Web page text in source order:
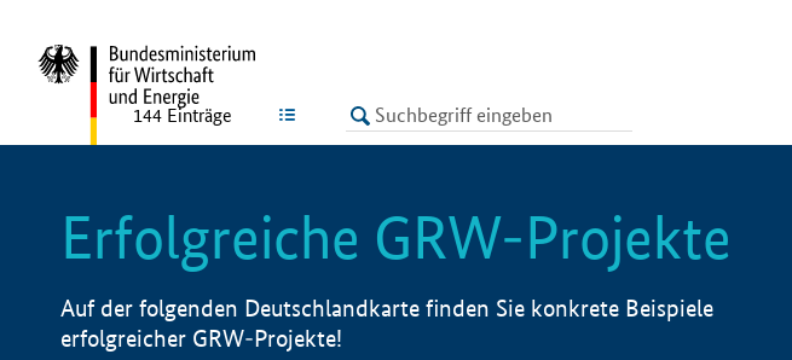
LISTE
144 Einträge
Erfolgreiche GRW-Projekte
Auf der folgenden Deutschlandkarte finden Sie konkrete Beispiele
erfolgreicher GRW-Projekte!